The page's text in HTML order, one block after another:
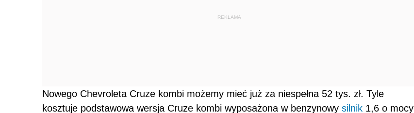
REKLAMA
Nowego Chevroleta Cruze kombi możemy mieć już za niespełna 52 tys. zł. Tyle
kosztuje podstawowa wersja Cruze kombi wyposażona w benzynowy silnik 1,6 o mocy